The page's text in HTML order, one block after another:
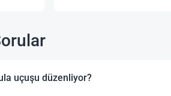
uçuşu düzenliyor?